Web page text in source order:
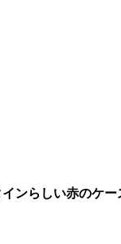
ンらしい赤のケー